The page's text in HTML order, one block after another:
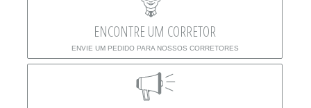
ENCONTRE UM CORRETOR
ENVIE UM PEDIDO PARA NOSSOS CORRETORES